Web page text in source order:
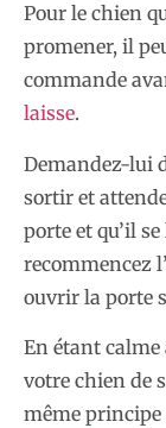
Pour le chien
promener, il
commande
laisse.
Demandez-lui
sortir et
porte et qu’il
recommencez
ouvrir la porte
En étant
votre chien de
même principe